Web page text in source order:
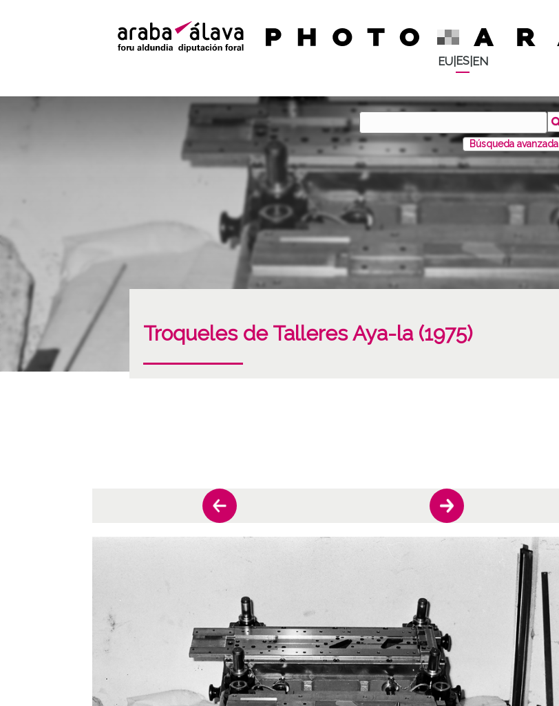
EU| ES| EN
Búsqueda avanzada
Troqueles de Talleres Aya-la (1975)